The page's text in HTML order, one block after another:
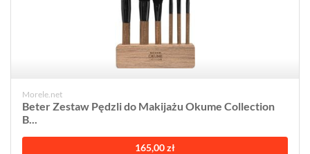
Morele.net
Beter Zestaw Pędzli do Makijażu Okume Collection
B...
165,00 zł